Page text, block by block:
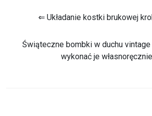
⇐ Układanie kostki brukowej
Świąteczne bombki w duchu
wykonać je